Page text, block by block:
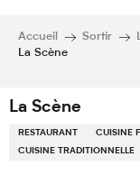
Accueil Sortir
La Scène
La Scène
RESTAURANT CUISINE
CUISINE TRADITIONNELLE